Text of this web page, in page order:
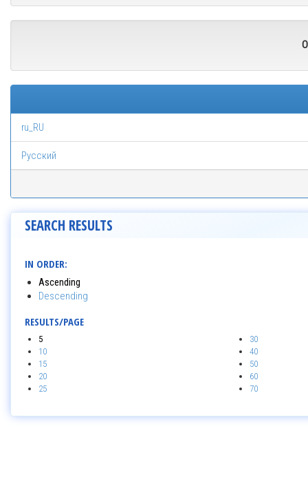
ru_RU
Русский
SEARCH RESULTS
IN ORDER:
Ascending
Descending
RESULTS/PAGE
5
10
15
20
25
30
40
50
60
70